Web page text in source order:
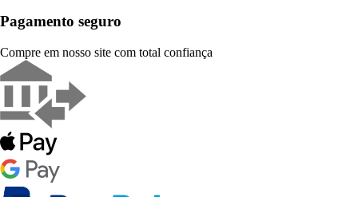
Pagamento seguro
Compre em nosso site com total confiança